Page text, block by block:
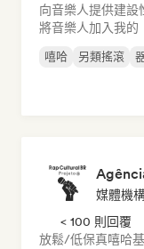
向音樂人提供建設
將音樂人加入我的
嘻哈 另類搖滾
媒體機
< 100 則回覆
放鬆/低保真嘻哈